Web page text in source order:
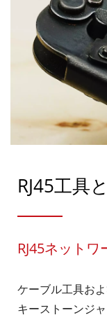
RJ45工具
RJ45ネット
ケーブル工具お
キーストーンジ